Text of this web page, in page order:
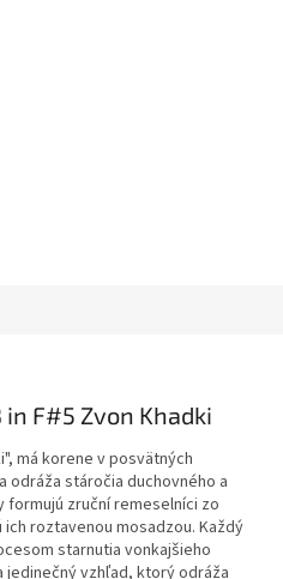
F#5 Zvon Khadki
má korene v posvätných
odráža stáročia duchovného a
zruční remeselníci zo
roztavenou mosadzou. Každý
starnutia vonkajšieho
vzhľad, ktorý odráža